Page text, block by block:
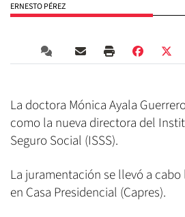
ERNESTO PÉREZ
La doctora Mónica Ayala
como la nueva directora del
Seguro Social (ISSS).
La juramentación se llevó a
en Casa Presidencial (Capres).